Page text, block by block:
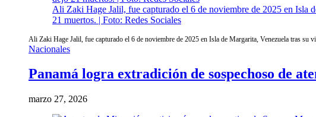
Ali Zaki Hage Jalil, fue capturado el 6 de noviembre de 2025 en Isla
21 muertos. | Foto: Redes Sociales
Ali Zaki Hage Jalil, fue capturado el 6 de noviembre de 2025 en Isla de Margarita, Venezuela tras su
Nacionales
Panamá logra extradición de sospechoso de
marzo 27, 2026